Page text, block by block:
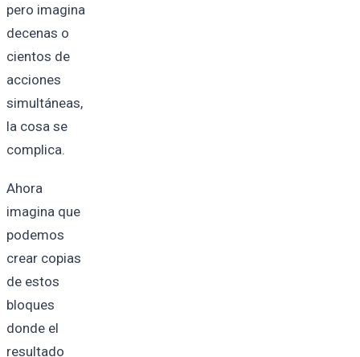
pero imagina
decenas o
cientos de
acciones
simultáneas,
la cosa se
complica.
Ahora
imagina que
podemos
crear copias
de estos
bloques
donde el
resultado